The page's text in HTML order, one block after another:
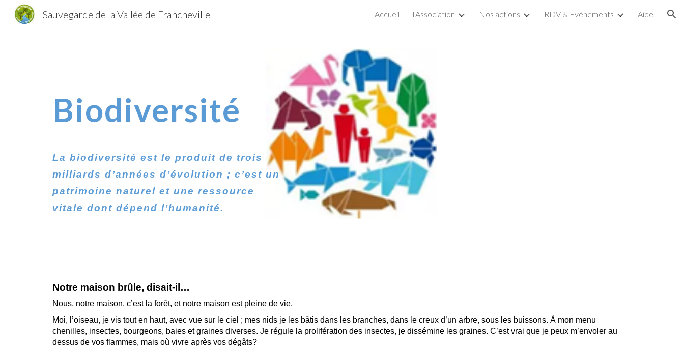
Skip to navigation
Sauvegarde de la Vallée de Francheville Accueil l'Association Nos actions RDV & Evènements Aide
Biodiversité
La biodiversité est le produit de trois
milliards d’années d’évolution ; c’est un
patrimoine naturel et une ressource
vitale dont dépend l’humanité.
Notre maison brûle, disait-il…
Nous, notre maison, c’est la forêt, et notre maison est pleine de vie.
Moi, l’oiseau, je vis tout en haut, avec vue sur le ciel ; mes nids je les bâtis dans les branches, dans le creux d’un arbre, sous les buissons. À mon menu
chenilles, insectes, bourgeons, baies et graines diverses. Je régule la prolifération des insectes, je dissémine les graines. C’est vrai que je peux m’envoler au
dessus de vos flammes, mais où vivre après vos dégâts?